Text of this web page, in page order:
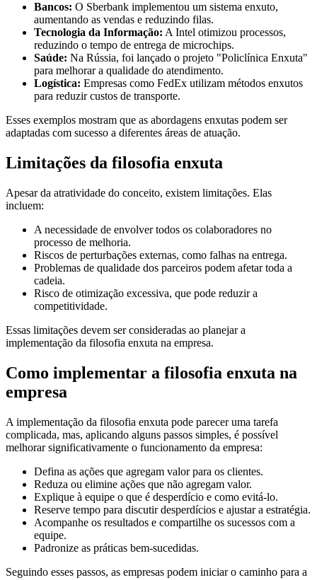
Bancos: O Sberbank implementou um sistema enxuto,
aumentando as vendas e reduzindo filas.
Tecnologia da Informação: A Intel otimizou processos,
reduzindo o tempo de entrega de microchips.
Saúde: Na Rússia, foi lançado o projeto "Policlínica Enxuta"
para melhorar a qualidade do atendimento.
Logística: Empresas como FedEx utilizam métodos enxutos
para reduzir custos de transporte.
Esses exemplos mostram que as abordagens enxutas podem ser
adaptadas com sucesso a diferentes áreas de atuação.
Limitações da filosofia enxuta
Apesar da atratividade do conceito, existem limitações. Elas
incluem:
A necessidade de envolver todos os colaboradores no
processo de melhoria.
Riscos de perturbações externas, como falhas na entrega.
Problemas de qualidade dos parceiros podem afetar toda a
cadeia.
Risco de otimização excessiva, que pode reduzir a
competitividade.
Essas limitações devem ser consideradas ao planejar a
implementação da filosofia enxuta na empresa.
Como implementar a filosofia enxuta na
empresa
A implementação da filosofia enxuta pode parecer uma tarefa
complicada, mas, aplicando alguns passos simples, é possível
melhorar significativamente o funcionamento da empresa:
Defina as ações que agregam valor para os clientes.
Reduza ou elimine ações que não agregam valor.
Explique à equipe o que é desperdício e como evitá-lo.
Reserve tempo para discutir desperdícios e ajustar a estratégia.
Acompanhe os resultados e compartilhe os sucessos com a
equipe.
Padronize as práticas bem-sucedidas.
Seguindo esses passos, as empresas podem iniciar o caminho para a